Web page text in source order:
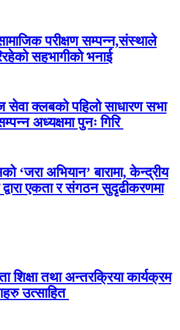
परीक्षण सम्पन्न,संस्थाले
सहभागीको भनाई
क्लबको पहिलो साधारण सभा
अध्यक्षमा पुनः गिरि
‘जरा अभियान’ बारामा, केन्द्रीय
द्वारा एकता र संगठन सुदृढीकरणमा
शिक्षा तथा अन्तरक्रिया कार्यक्रम
उत्साहित